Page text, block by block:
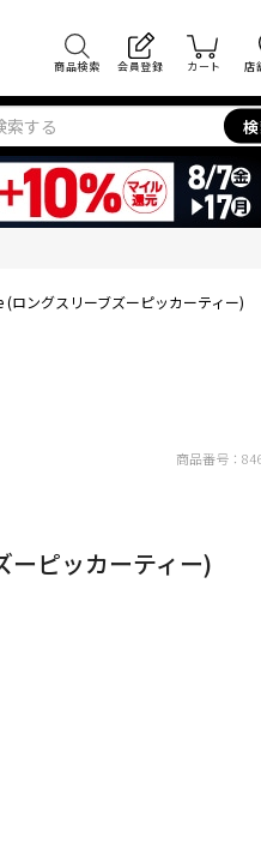
商品検索 会員登録 カート 店
(ロングスリーブズーピッカーティー)
ーピッカーティー)
商品番号：